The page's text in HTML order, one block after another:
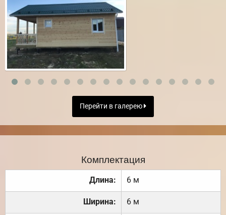
Перейти в галерею
Комплектация
Длина: 6 м
Ширина: 6 м